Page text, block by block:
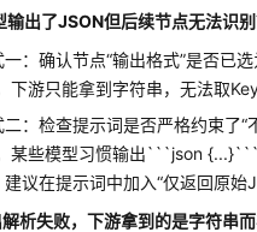
输出了JSON但后续节点无法识别
：确认节点“输出格式”是否已
下游只能拿到字符串，无法取Key
二：检查提示词是否严格约束了
某些模型习惯输出```json
议在提示词中加入“仅返回原始
析失败，下游拿到的是字符串